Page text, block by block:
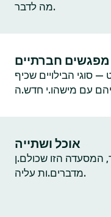
מה לדבר.
מפגשים חברתיים
— סוגי הבילויים שכיף
אוכל ושתייה
המסעדה הזו שכולם.ן
מדברים.ות עליה.